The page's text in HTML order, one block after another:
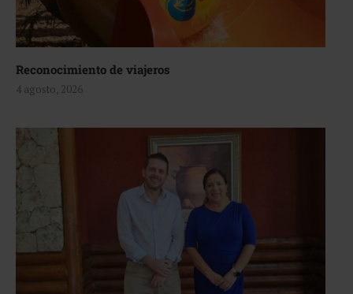
Reconocimiento de viajeros
4 agosto, 2026